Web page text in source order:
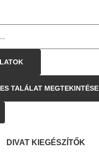
TALÁLAT MEGTEKINTÉSE
DIVAT KIEGÉSZÍTŐK